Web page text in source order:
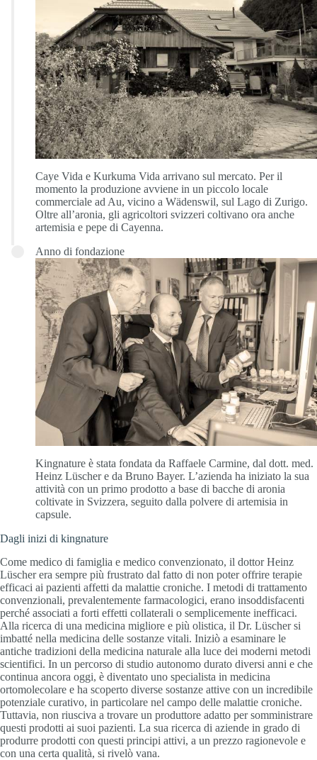
Caye Vida e Kurkuma Vida arrivano sul mercato. Per il
momento la produzione avviene in un piccolo locale
commerciale ad Au, vicino a Wädenswil, sul Lago di Zurigo.
Oltre all’aronia, gli agricoltori svizzeri coltivano ora anche
artemisia e pepe di Cayenna.
Anno di fondazione
Kingnature è stata fondata da Raffaele Carmine, dal dott. med.
Heinz Lüscher e da Bruno Bayer. L’azienda ha iniziato la sua
attività con un primo prodotto a base di bacche di aronia
coltivate in Svizzera, seguito dalla polvere di artemisia in
capsule.
Dagli inizi di kingnature
Come medico di famiglia e medico convenzionato, il dottor Heinz
Lüscher era sempre più frustrato dal fatto di non poter offrire terapie
efficaci ai pazienti affetti da malattie croniche. I metodi di trattamento
convenzionali, prevalentemente farmacologici, erano insoddisfacenti
perché associati a forti effetti collaterali o semplicemente inefficaci.
Alla ricerca di una medicina migliore e più olistica, il Dr. Lüscher si
imbatté nella medicina delle sostanze vitali. Iniziò a esaminare le
antiche tradizioni della medicina naturale alla luce dei moderni metodi
scientifici. In un percorso di studio autonomo durato diversi anni e che
continua ancora oggi, è diventato uno specialista in medicina
ortomolecolare e ha scoperto diverse sostanze attive con un incredibile
potenziale curativo, in particolare nel campo delle malattie croniche.
Tuttavia, non riusciva a trovare un produttore adatto per somministrare
questi prodotti ai suoi pazienti. La sua ricerca di aziende in grado di
produrre prodotti con questi principi attivi, a un prezzo ragionevole e
con una certa qualità, si rivelò vana.